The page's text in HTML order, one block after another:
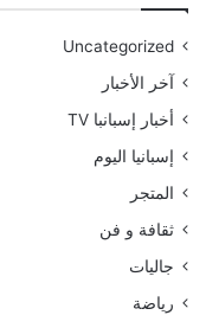
Uncategorized
آخر الأخبار
أخبار إسبانبا TV
إسبانيا اليوم
المتجر
ثقافة و فن
جاليات
رياضة